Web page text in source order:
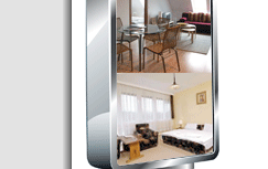
Budapest’.
- Hoteles en BUDAPEST:
Resultados octubre de 2016,
subida del 15% ocupación y
del 25,6% en el RevPar
- Nuevo Hotel en Budapest
bajo la marca Exe Hotusa